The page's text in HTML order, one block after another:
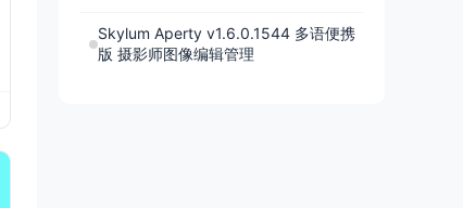
Skylum Aperty v1.6.0.1544 多语便携
版 摄影师图像编辑管理